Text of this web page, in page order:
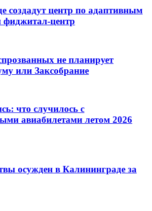
создадут центр по адаптивным
фиджитал-центр
не планирует
или Заксобрание
что случилось с
авиабилетами летом 2026
осужден в Калининграде за